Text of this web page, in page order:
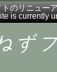
のリニュー
is currently
ず